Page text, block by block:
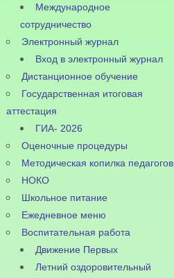
Международное
сотрудничество
Электронный журнал
Вход в электронный журнал
Дистанционное обучение
Государственная итоговая
аттестация
ГИА- 2026
Оценочные процедуры
Методическая копилка педагогов
НОКО
Школьное питание
Ежедневное меню
Воспитательная работа
Движение Первых
Летний оздоровительный